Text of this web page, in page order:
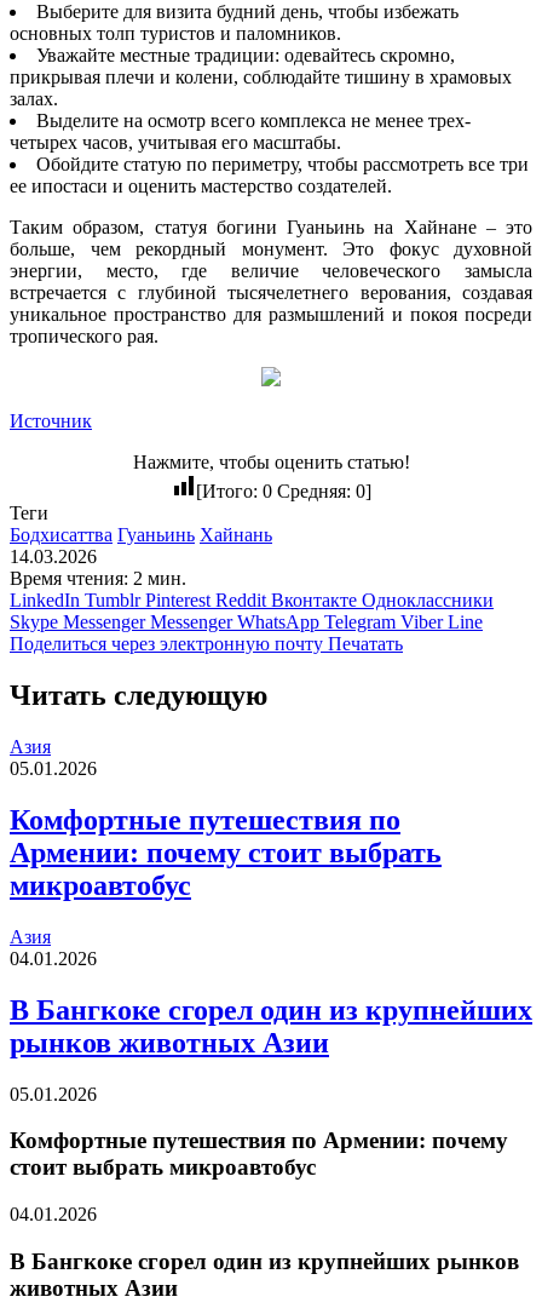
Выберите для визита будний день, чтобы избежать
основных толп туристов и паломников.
Уважайте местные традиции: одевайтесь скромно,
прикрывая плечи и колени, соблюдайте тишину в храмовых
залах.
Выделите на осмотр всего комплекса не менее трех-
четырех часов, учитывая его масштабы.
Обойдите статую по периметру, чтобы рассмотреть все три
ее ипостаси и оценить мастерство создателей.
Таким образом, статуя богини Гуаньинь на Хайнане – это
больше, чем рекордный монумент. Это фокус духовной
энергии, место, где величие человеческого замысла
встречается с глубиной тысячелетнего верования, создавая
уникальное пространство для размышлений и покоя посреди
тропического рая.
Источник
Нажмите, чтобы оценить статью!
[Итого: 0Средняя: 0]
Теги
Бодхисаттва Гуаньинь Хайнань
14.03.2026
Время чтения: 2 мин.
LinkedIn Tumblr Pinterest Reddit Вконтакте Одноклассники
Skype Messenger Messenger WhatsApp Telegram Viber Line
Поделиться через электронную почту Печатать
Читать следующую
Азия
05.01.2026
Комфортные путешествия по
Армении: почему стоит выбрать
микроавтобус
Азия
04.01.2026
В Бангкоке сгорел один из крупнейших
рынков животных Азии
05.01.2026
Комфортные путешествия по Армении: почему
стоит выбрать микроавтобус
04.01.2026
В Бангкоке сгорел один из крупнейших рынков
животных Азии